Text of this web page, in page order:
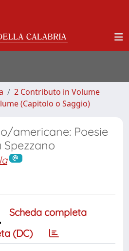
2 Contributo in Volume
(Capitolo o Saggio)
americane: Poesie
Spezzano
Scheda completa
(DC)